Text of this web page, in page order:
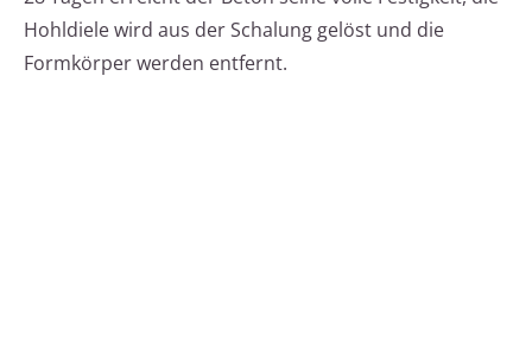
Hohldiele wird aus der Schalung gelöst und die
Formkörper werden entfernt.